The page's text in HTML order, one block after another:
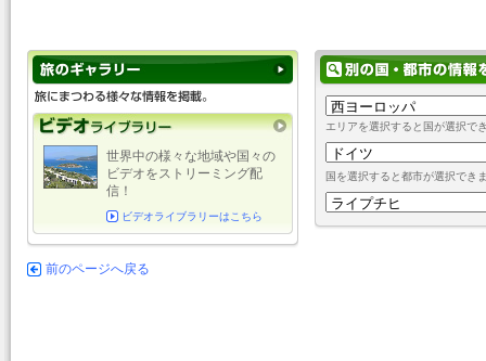
エリアを選択すると国が選択で
国を選択すると都市が選択でき
世界中の様々な地域や国々の
ビデオをストリーミング配
信！
ビデオライブラリーはこちら
前のページへ戻る